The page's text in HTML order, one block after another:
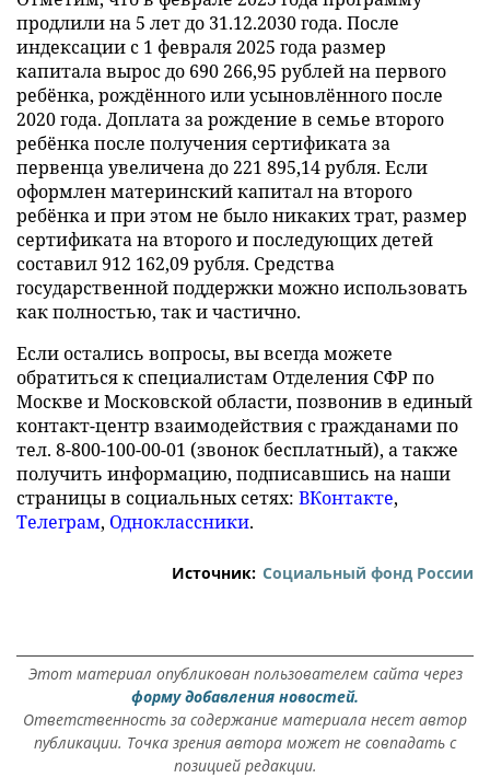
продлили на 5 лет до 31.12.2030 года. После
индексации с 1 февраля 2025 года размер
капитала вырос до 690 266,95 рублей на первого
ребёнка, рождённого или усыновлённого после
2020 года. Доплата за рождение в семье второго
ребёнка после получения сертификата за
первенца увеличена до 221 895,14 рубля. Если
оформлен материнский капитал на второго
ребёнка и при этом не было никаких трат, размер
сертификата на второго и последующих детей
составил 912 162,09 рубля. Средства
государственной поддержки можно использовать
как полностью, так и частично.
Если остались вопросы, вы всегда можете
обратиться к специалистам Отделения СФР по
Москве и Московской области, позвонив в единый
контакт-центр взаимодействия с гражданами по
тел. 8-800-100-00-01 (звонок бесплатный), а также
получить информацию, подписавшись на наши
страницы в социальных сетях: ВКонтакте,
Телеграм, Одноклассники.
Источник: Социальный фонд России
Этот материал опубликован пользователем сайта через
форму добавления новостей.
Ответственность за содержание материала несет автор
публикации. Точка зрения автора может не совпадать с
позицией редакции.